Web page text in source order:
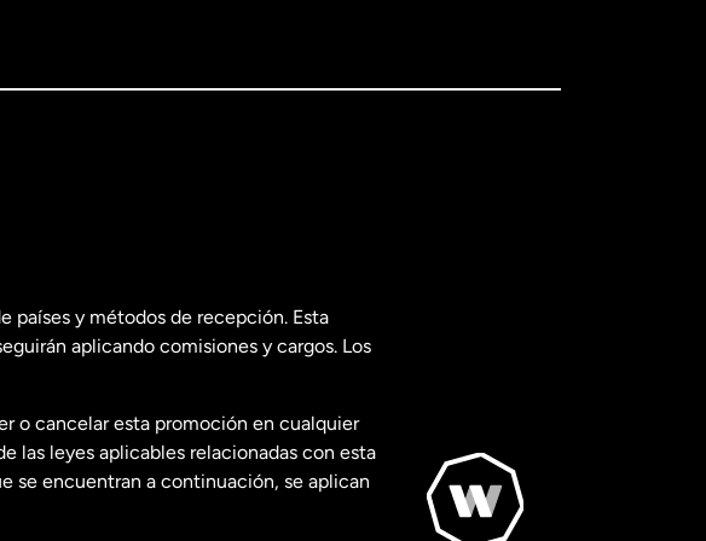
países y métodos de recepción. Esta
aplicando comisiones y cargos. Los
o cancelar esta promoción en cualquier
las leyes aplicables relacionadas con esta
se encuentran a continuación, se aplican